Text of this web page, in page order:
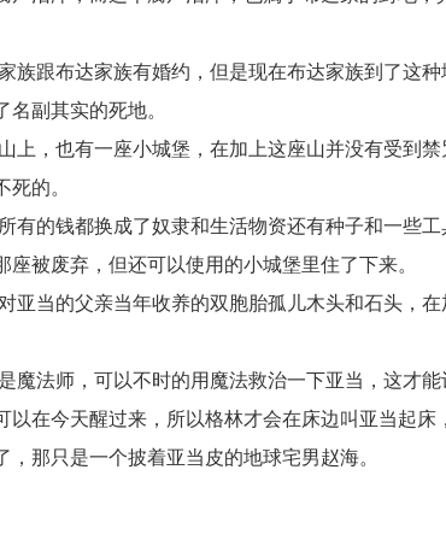
族跟布达家族有婚约，但是现在布达家族到了这种
副其实的死地。
上，也有一座小城堡，在加上这座山并没有受到禁
的。
的钱都换成了奴隶和生活物资还有种子和一些工
被废弃，但还可以使用的小城堡里住了下来。
亚当的父亲当年收养的双胞胎孤儿木头和石头，在
魔法师，可以不时的用魔法救治一下亚当，这才能
在今天醒过来，所以格林才会在床边叫亚当起床
那只是一个披着亚当皮的地球宅男赵海。